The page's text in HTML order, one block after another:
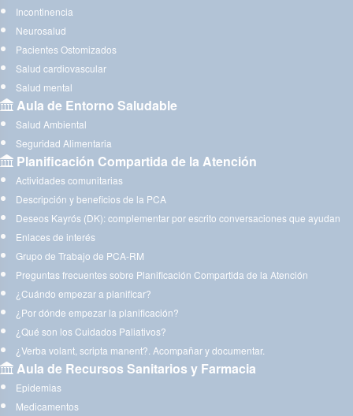
Incontinencia
Neurosalud
Pacientes Ostomizados
Salud cardiovascular
Salud mental
Aula de Entorno Saludable
Salud Ambiental
Seguridad Alimentaria
Planificación Compartida de la Atención
Actividades comunitarias
Descripción y beneficios de la PCA
Deseos Kayrós (DK): complementar por escrito conversaciones que ayudan
Enlaces de interés
Grupo de Trabajo de PCA-RM
Preguntas frecuentes sobre Planificación Compartida de la Atención
¿Cuándo empezar a planificar?
¿Por dónde empezar la planificación?
¿Qué son los Cuidados Paliativos?
¿Verba volant, scripta manent?. Acompañar y documentar.
Aula de Recursos Sanitarios y Farmacia
Epidemias
Medicamentos